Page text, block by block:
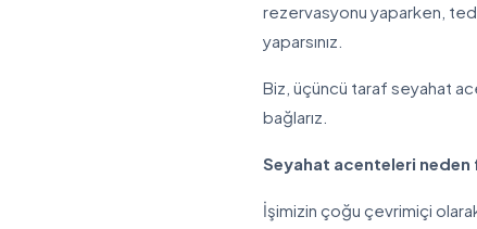
rezervasyonu yaparken,
yaparsınız.
Biz, üçüncü taraf seyahat
bağlarız.
Seyahat acenteleri neden
İşimizin çoğu çevrimiçi